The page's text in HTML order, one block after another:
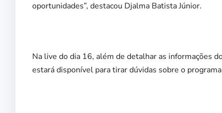
oportunidades”, destacou Djalma Batista Júnior.
Na live do dia 16, além de detalhar as informações
estará disponível para tirar dúvidas sobre o